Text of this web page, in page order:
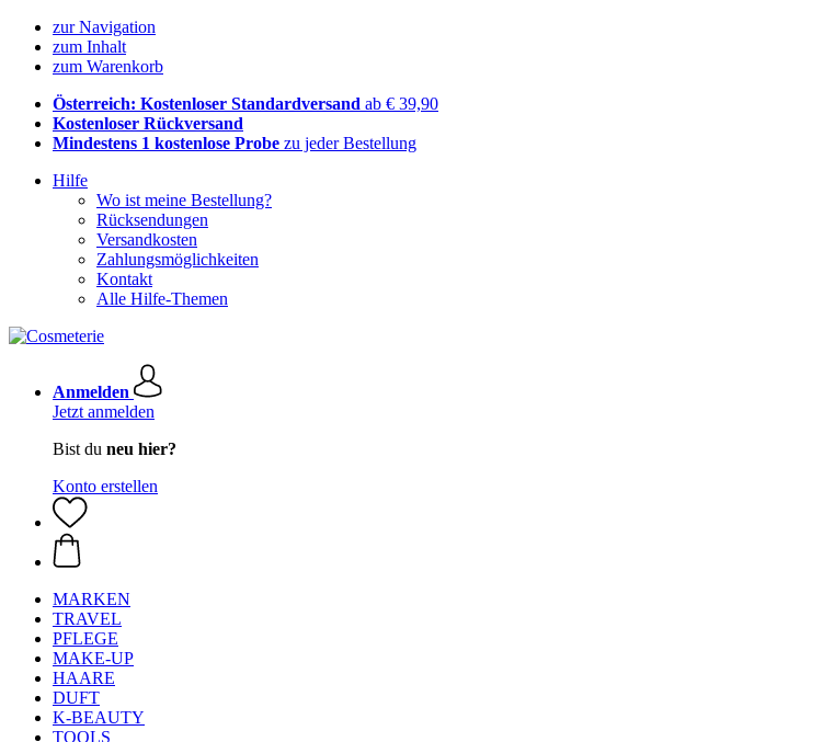
zur Navigation
zum Inhalt
zum Warenkorb
Österreich: Kostenloser Standardversand ab € 39,90
Kostenloser Rückversand
Mindestens 1 kostenlose Probe zu jeder Bestellung
Hilfe
Wo ist meine Bestellung?
Rücksendungen
Versandkosten
Zahlungsmöglichkeiten
Kontakt
Alle Hilfe-Themen
Anmelden
Jetzt anmelden
Bist du neu hier?
Konto erstellen
MARKEN
TRAVEL
PFLEGE
MAKE-UP
HAARE
DUFT
K-BEAUTY
TOOLS